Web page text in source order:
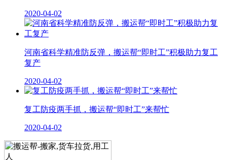
2020-04-02
河南省科学精准防反弹，搬运帮“即时工”积极助力复工
复产
2020-04-02
复工防疫两手抓，搬运帮“即时工”来帮忙
2020-04-02